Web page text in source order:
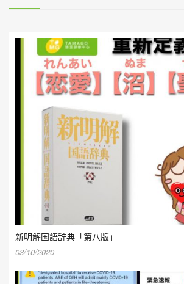
新明解国語辞典「第八版」
03/10/2020